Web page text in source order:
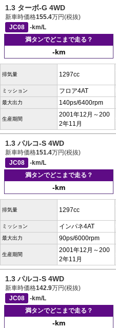
1.3 ターボ-G 4WD
新車時価格155.4万円(税抜)
JC08
-km/L
満タンでどこまで走る？
-km
排気量 1297cc
ミッション フロア4AT
最大出力 140ps/6400rpm
生産期間
2001年12月～200
2年11月
1.3 パルコ-S 4WD
新車時価格151.4万円(税抜)
JC08
-km/L
満タンでどこまで走る？
-km
排気量 1297cc
ミッション インパネ4AT
最大出力 90ps/6000rpm
生産期間
2001年12月～200
2年11月
1.3 パルコ-S 4WD
新車時価格142.9万円(税抜)
JC08
-km/L
満タンでどこまで走る？
-km